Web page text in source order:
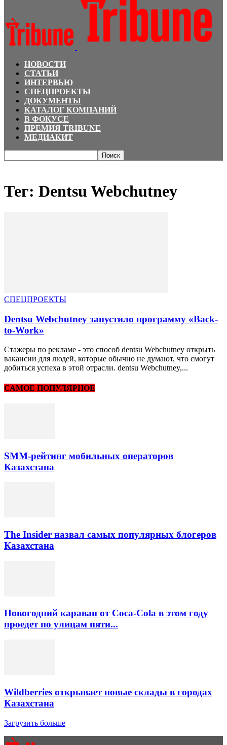
НОВОСТИ
СТАТЬИ
ИНТЕРВЬЮ
СПЕЦПРОЕКТЫ
ДОКУМЕНТЫ
КАТАЛОГ КОМПАНИЙ
В ФОКУСЕ
ПРЕМИЯ TRIBUNE
МЕДИАКИТ
Тег: Dentsu Webchutney
СПЕЦПРОЕКТЫ
Dentsu Webchutney запустило программу «Back-
to-Work»
Стажеры по рекламе - это способ dentsu Webchutney открыть
вакансии для людей, которые обычно не думают, что смогут
добиться успеха в этой отрасли. dentsu Webchutney,...
САМОЕ ПОПУЛЯРНОЕ
SMM-рейтинг мобильных операторов
Казахстана
The Insider назвал самых популярных блогеров
Казахстана
Новогодний караван от Coca-Cola в этом году
проедет по улицам пяти...
Wildberries открывает новые склады в городах
Казахстана
Загрузить больше